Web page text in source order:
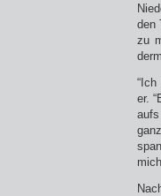
den
zu
er.